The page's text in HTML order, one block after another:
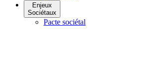
Enjeux
Sociétaux
Pacte sociétal